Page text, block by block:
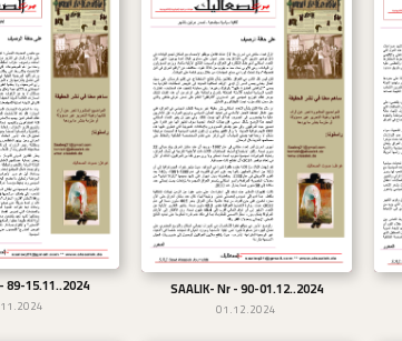
تحميل
SAALIK- Nr - 90-01.12..2024
01.12.2024
89-15.11..2024